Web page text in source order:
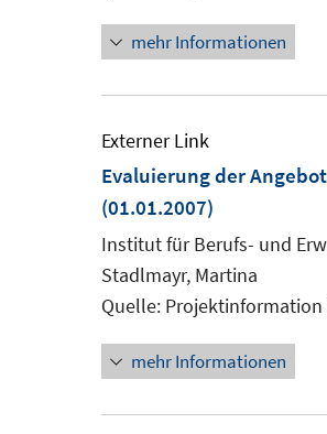
mehr Informationen
Externer Link
Evaluierung der
(01.01.2007)
Institut für Berufs- und
Stadlmayr, Martina
Quelle: Projektinformation
mehr Informationen